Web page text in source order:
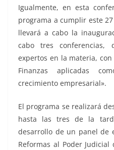
Igualmente, en esta
programa a cumplir este
llevará a cabo la
cabo tres conferencias,
expertos en la materia, con
Finanzas aplicadas
crecimiento empresarial».
El programa se realizará
hasta las tres de la
desarrollo de un panel de
Reformas al Poder